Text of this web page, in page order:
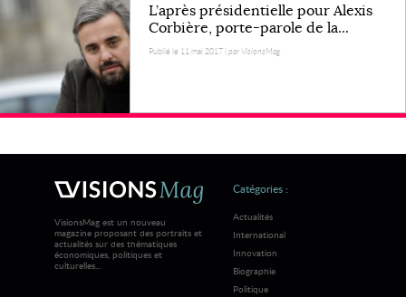
L’après présidentielle pour Alexis
Corbière, porte-parole de la...
Publié le 11 mai 2017 |par VisionsMag
VisionsMag est un nouveau
magazine proposant des portraits et
actualités sur des thématiques
économiques, politiques et
culturelles...
Catégories :
Actualités
International
Innovation
Biographie
Politique